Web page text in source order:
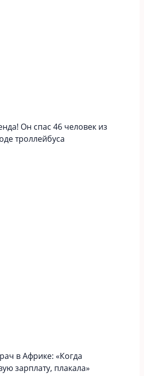
Он спас 46 человек из
троллейбуса
в Африке: «Когда
зарплату, плакала»